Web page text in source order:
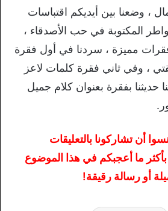
، وضعنا بين أيديكم اقتباسات
المكتوبة في حب الأصدقاء ،
فقرات مميزة ، سردنا في أول فقرة
، وفي ثاني فقرة كلمات لاعز
بفقرة بعنوان كلام جميل
أن تشاركونا بالتعليقات
ما أعجبكم في هذا الموضوع
أو رسالة رقيقة!